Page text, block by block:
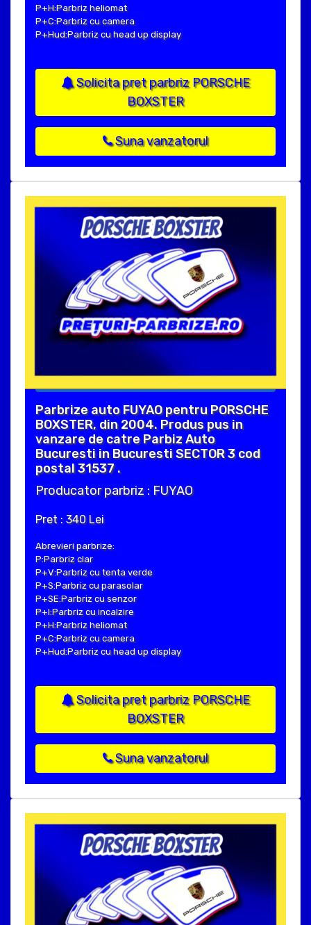
P+H:Parbriz heliomat
P+C:Parbriz cu camera
P+Hud:Parbriz cu head up display
Solicita pret parbriz PORSCHE
BOXSTER
Suna vanzatorul
Parbrize auto FUYAO pentru PORSCHE
BOXSTER, din 2004. Produs pus in
vanzare de catre Parbiz Auto
Bucuresti in Bucuresti SECTOR 3 cod
postal 31537 .
Producator parbriz : FUYAO
Pret : 340 Lei
Abrevieri parbrize:
P:Parbriz clar
P+V:Parbriz cu tenta verde
P+S:Parbriz cu parasolar
P+SE:Parbriz cu senzor
P+I:Parbriz cu incalzire
P+H:Parbriz heliomat
P+C:Parbriz cu camera
P+Hud:Parbriz cu head up display
Solicita pret parbriz PORSCHE
BOXSTER
Suna vanzatorul